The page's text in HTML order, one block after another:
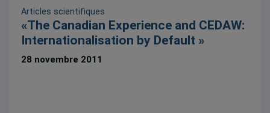
Articles scientifiques
«The Canadian Experience and CEDAW:
Internationalisation by Default »
28 novembre 2011